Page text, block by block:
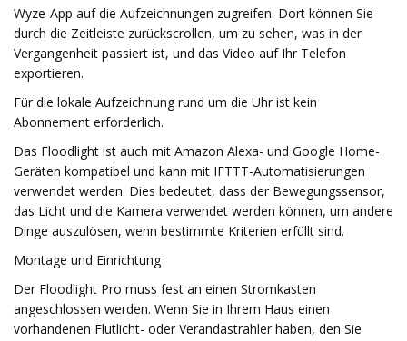
Wyze-App auf die Aufzeichnungen zugreifen. Dort können Sie
durch die Zeitleiste zurückscrollen, um zu sehen, was in der
Vergangenheit passiert ist, und das Video auf Ihr Telefon
exportieren.
Für die lokale Aufzeichnung rund um die Uhr ist kein
Abonnement erforderlich.
Das Floodlight ist auch mit Amazon Alexa- und Google Home-
Geräten kompatibel und kann mit IFTTT-Automatisierungen
verwendet werden. Dies bedeutet, dass der Bewegungssensor,
das Licht und die Kamera verwendet werden können, um andere
Dinge auszulösen, wenn bestimmte Kriterien erfüllt sind.
Montage und Einrichtung
Der Floodlight Pro muss fest an einen Stromkasten
angeschlossen werden. Wenn Sie in Ihrem Haus einen
vorhandenen Flutlicht- oder Verandastrahler haben, den Sie